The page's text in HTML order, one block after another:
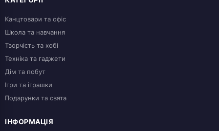
Канцтовари та офіс
Школа та навчання
Творчість та хобі
Техніка та гаджети
Дім та побут
Ігри та іграшки
Подарунки та свята
ІНФОРМАЦІЯ